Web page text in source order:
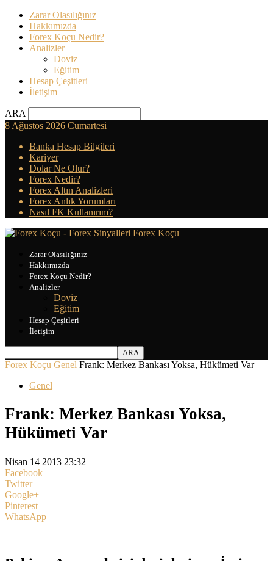
Zarar Olasılığınız
Hakkımızda
Forex Koçu Nedir?
Analizler
Doviz
Eğitim
Hesap Çeşitleri
İletişim
ARA
8 Ağustos 2026 Cumartesi
Banka Hesap Bilgileri
Kariyer
Dolar Ne Olur?
Forex Nedir?
Forex Altın Analizleri
Forex Anlık Yorumları
Nasıl FK Kullanırım?
Forex Koçu
Zarar Olasılığınız
Hakkımızda
Forex Koçu Nedir?
Analizler
Doviz
Eğitim
Hesap Çeşitleri
İletişim
Forex Koçu Genel Frank: Merkez Bankası Yoksa, Hükümeti Var
Genel
Frank: Merkez Bankası Yoksa,
Hükümeti Var
Nisan 14 2013 23:32
Facebook
Twitter
Google+
Pinterest
WhatsApp